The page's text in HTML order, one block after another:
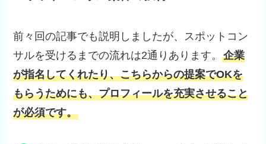
前々回の記事でも説明しましたが、スポットコン
サルを受けるまでの流れは2通りあります。企業
が指名してくれたり、こちらからの提案でOKを
もらうためにも、プロフィールを充実させること
が必須です。